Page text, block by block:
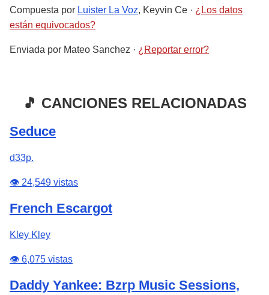
Compuesta por Luister La Voz, Keyvin Ce · ¿Los datos
están equivocados?
Enviada por Mateo Sanchez · ¿Reportar error?
🎵 CANCIONES RELACIONADAS
Seduce
d33p.
👁️ 24,549 vistas
French Escargot
Kley Kley
👁️ 6,075 vistas
Daddy Yankee: Bzrp Music Sessions,